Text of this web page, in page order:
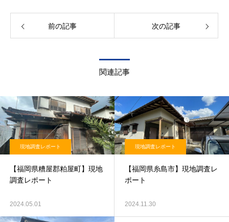
前の記事 次の記事
関連記事
現地調査レポート
【福岡県糟屋郡粕屋町】現地
調査レポート
2024.05.01
現地調査レポート
【福岡県糸島市】現地調査レ
ポート
2024.11.30